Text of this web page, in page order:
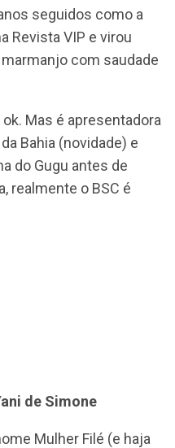
seguidos como a
Revista VIP e virou
com saudade
Mas é apresentadora
Bahia (novidade) e
do Gugu antes de
realmente o BSC é
de Simone
Mulher Filé (e haja